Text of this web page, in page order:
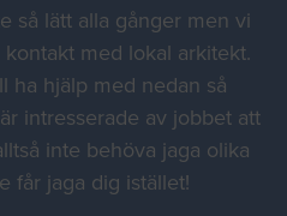
så lätt alla gånger men vi
med lokal arkitekt.
ha hjälp med nedan så
intresserade av jobbet att
inte behöva jaga olika
får jaga dig istället!